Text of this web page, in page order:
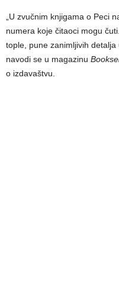
„U zvučnim knjigama o Peci
numera koje čitaoci mogu
tople, pune zanimljivih
navodi se u magazinu
o izdavaštvu.